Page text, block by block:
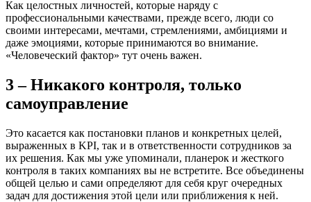
Как целостных личностей, которые наряду с
профессиональными качествами, прежде всего, люди со
своими интересами, мечтами, стремлениями, амбициями и
даже эмоциями, которые принимаются во внимание.
«Человеческий фактор» тут очень важен.
3 – Никакого контроля, только
самоуправление
Это касается как постановки планов и конкретных целей,
выраженных в KPI, так и в ответственности сотрудников за
их решения. Как мы уже упоминали, планерок и жесткого
контроля в таких компаниях вы не встретите. Все объединены
общей целью и сами определяют для себя круг очередных
задач для достижения этой цели или приближения к ней.